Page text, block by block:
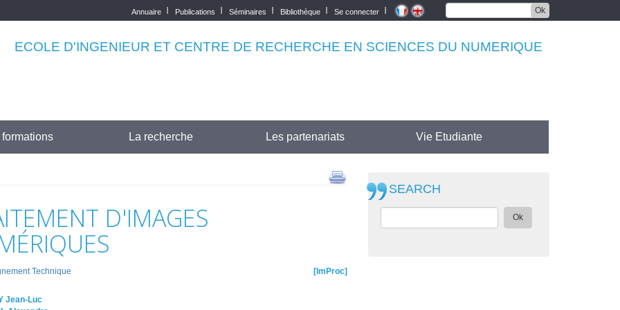
Ok
Top
Annuaire Publications Séminaires Bibliothèque Se connecter
ECOLE D'INGENIEUR ET CENTRE DE RECHERCHE EN SCIENCES DU NUMERIQUE
formations La recherche Les partenariats Vie Etudiante
D'IMAGES
Technique ImProc
Jean-Luc
SEARCH
Ok